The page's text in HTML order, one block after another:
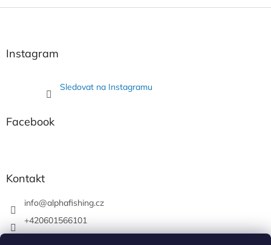
Instagram
Sledovat na Instagramu
Facebook
Kontakt
info@alphafishing.cz
+420601566101